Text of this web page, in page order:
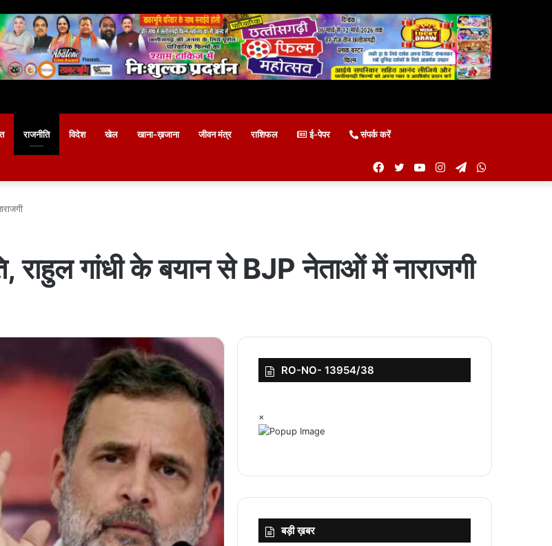
राजनीति विदेश खेल खाना-ख़जाना जीवन मंत्र राशिफल ई-पेपर संपर्क करें
Telegram
Instagram
YouTube
Twitter
Facebook
राहुल गांधी के बयान से BJP नेताओं में नाराजगी
RO-NO- 13954/38
×
बड़ी ख़बर